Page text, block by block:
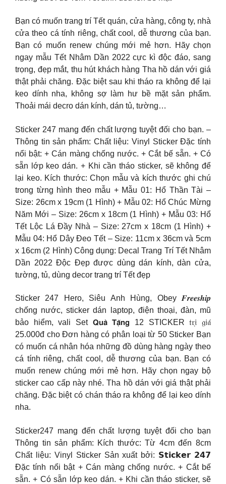
Bạn có muốn trang trí Tết quán, cửa hàng, công ty, nhà
cửa theo cá tính riêng, chất cool, dễ thương của bạn.
Bạn có muốn renew chúng mới mẻ hơn. Hãy chọn
ngay mẫu Tết Nhâm Dần 2022 cực kì độc đáo, sang
trọng, đẹp mắt, thu hút khách hàng Tha hồ dán với giá
thật phải chăng. Đặc biệt sau khi tháo ra không để lại
keo dính nha, không sợ làm hư bề mặt sản phẩm.
Thoải mái decro dán kính, dán tủ, tường…
Sticker 247 mang đến chất lượng tuyệt đối cho bạn. –
Thông tin sản phẩm: Chất liệu: Vinyl Sticker Đặc tính
nổi bật: + Cán màng chống nước. + Cắt bế sẵn. + Có
sẵn lớp keo dán. + Khi cần tháo sticker, sẽ không để
lại keo. Kích thước: Chọn mẫu và kích thước ghi chú
trong từng hình theo mẫu + Mẫu 01: Hổ Thần Tài –
Size: 26cm x 19cm (1 Hình) + Mẫu 02: Hổ Chúc Mừng
Năm Mới – Size: 26cm x 18cm (1 Hình) + Mẫu 03: Hổ
Tết Lộc Lá Đầy Nhà – Size: 27cm x 18cm (1 Hình) +
Mẫu 04: Hổ Dây Đeo Tết – Size: 11cm x 36cm và 5cm
x 16cm (2 Hình) Công dụng: Decal Trang Trí Tết Nhâm
Dần 2022 Độc Đẹp được dùng dán kính, dàn cửa,
tường, tủ, dùng decor trang trí Tết đẹp
Sticker 247 Hero, Siêu Anh Hùng, Obey 𝑭𝒓𝒆𝒆𝒔𝒉𝒊𝒑
chống nước, sticker dán laptop, điện thoại, đàn, mũ
bảo hiểm, vali Set 𝗤𝘂𝗮̀ 𝗧𝗮̣̆𝗻𝗴 12 STICKER 𝔱𝔯𝔦̣ 𝔤𝔦𝔞́
25.000đ cho Đơn hàng có phân loại từ 50 Sticker Bạn
có muốn cá nhân hóa những đồ dùng hàng ngày theo
cá tính riêng, chất cool, dễ thương của bạn. Bạn có
muốn renew chúng mới mẻ hơn. Hãy chọn ngay bộ
sticker cao cấp này nhé. Tha hồ dán với giá thật phải
chăng. Đặc biệt có chán tháo ra không để lại keo dính
nha.
Sticker247 mang đến chất lượng tuyệt đối cho bạn
Thông tin sản phẩm: Kích thước: Từ 4cm đến 8cm
Chất liệu: Vinyl Sticker Sản xuất bởi: 𝗦𝘁𝗶𝗰𝗸𝗲𝗿 𝟮𝟰𝟳
Đặc tính nổi bật + Cán màng chống nước. + Cắt bế
sẵn. + Có sẵn lớp keo dán. + Khi cần tháo sticker, sẽ